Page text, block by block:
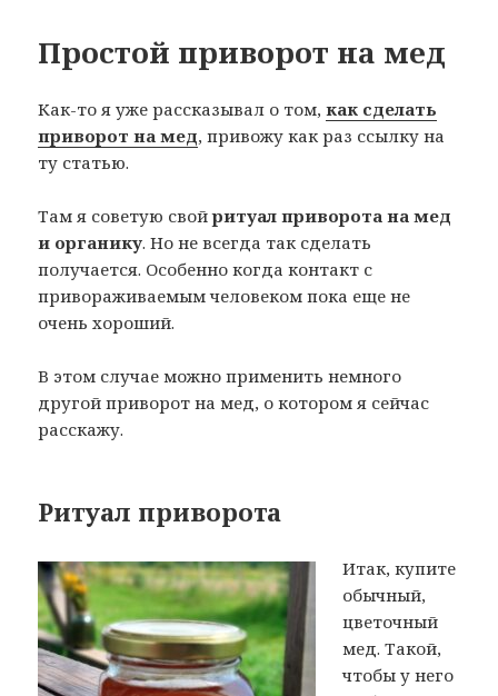
Простой приворот на мед
Как-то я уже рассказывал о том,как сделать
приворот на мед, привожу как раз ссылку на
ту статью.
Там я советую свойритуал приворота на мед
и органику. Но не всегда так сделать
получается. Особенно когда контакт с
привораживаемым человеком пока еще не
очень хороший.
В этом случае можно применить немного
другой приворот на мед, о котором я сейчас
расскажу.
Ритуал приворота
Итак, купите
обычный,
цветочный
мед. Такой,
чтобы у него